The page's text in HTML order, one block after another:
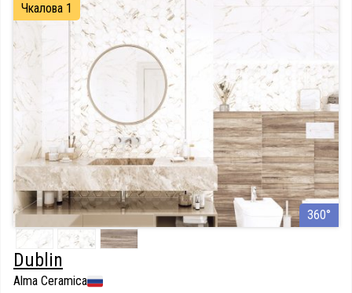
Чкалова 1
360°
Dublin
Alma Ceramica